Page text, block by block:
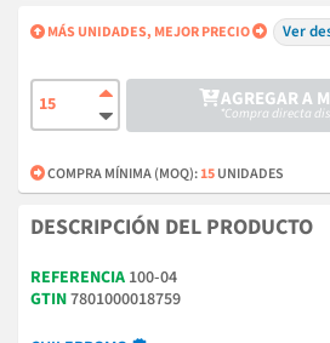
MÁS UNIDADES, MEJOR PRECIO Ver
AGREGAR A
*Compra directa
COMPRA MÍNIMA (MOQ):15UNIDADES
DESCRIPCIÓN DEL PRODUCTO
REFERENCIA 100-04
GTIN7801000018759